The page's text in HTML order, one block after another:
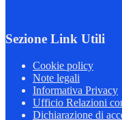
Sezione Link Utili
Cookie policy
Note legali
Informativa Privacy
Ufficio Relazioni
Dichiarazione di